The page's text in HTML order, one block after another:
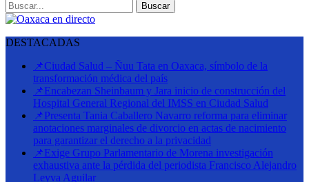
DESTACADAS
📌Ciudad Salud – Ñuu Tata en Oaxaca, símbolo de la
transformación médica del país
📌Encabezan Sheinbaum y Jara inicio de construcción del
Hospital General Regional del IMSS en Ciudad Salud
📌Presenta Tania Caballero Navarro reforma para eliminar
anotaciones marginales de divorcio en actas de nacimiento
para garantizar el derecho a la privacidad
📌Exige Grupo Parlamentario de Morena investigación
exhaustiva ante la pérdida del periodista Francisco Alejandro
Leyva Aguilar